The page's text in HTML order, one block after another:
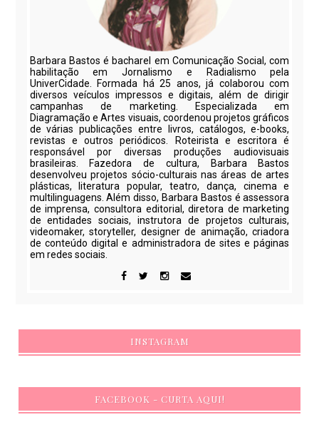
Barbara Bastos é bacharel em Comunicação Social, com
habilitação em Jornalismo e Radialismo pela
UniverCidade. Formada há 25 anos, já colaborou com
diversos veículos impressos e digitais, além de dirigir
campanhas de marketing. Especializada em
Diagramação e Artes visuais, coordenou projetos gráficos
de várias publicações entre livros, catálogos, e-books,
revistas e outros periódicos. Roteirista e escritora é
responsável por diversas produções audiovisuais
brasileiras. Fazedora de cultura, Barbara Bastos
desenvolveu projetos sócio-culturais nas áreas de artes
plásticas, literatura popular, teatro, dança, cinema e
multilinguagens. Além disso, Barbara Bastos é assessora
de imprensa, consultora editorial, diretora de marketing
de entidades sociais, instrutora de projetos culturais,
videomaker, storyteller, designer de animação, criadora
de conteúdo digital e administradora de sites e páginas
em redes sociais.
INSTAGRAM
FACEBOOK - CURTA AQUI!